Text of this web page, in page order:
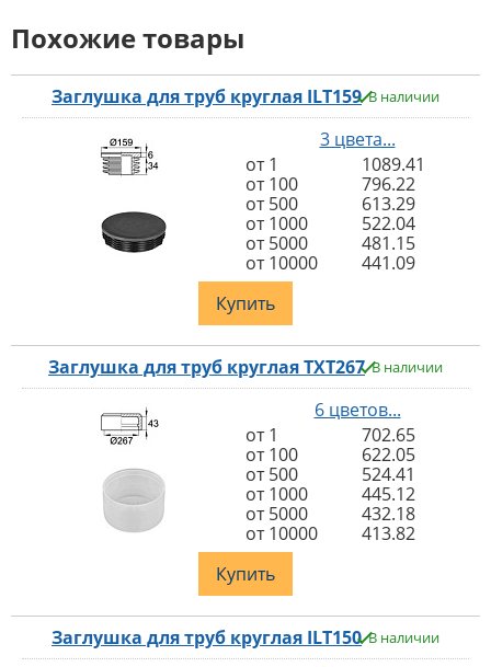
Похожие товары
Заглушка для труб круглая ILT159 В наличии
3 цвета...
от 1
1089.41
от 100
796.22
от 500
613.29
от 1000
522.04
от 5000
481.15
от 10000
441.09
Купить
Заглушка для труб круглая TXT267 В наличии
6 цветов...
от 1
702.65
от 100
622.05
от 500
524.41
от 1000
445.12
от 5000
432.18
от 10000
413.82
Купить
Заглушка для труб круглая ILT150 В наличии